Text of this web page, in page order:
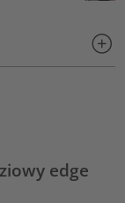
edge